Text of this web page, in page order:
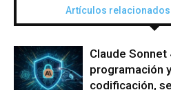
Artículos relacionados
Claude
programación
codificación,